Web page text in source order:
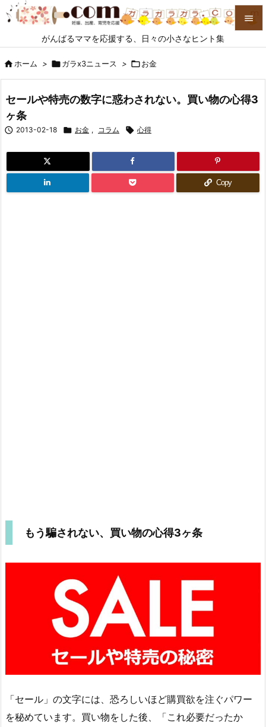
がんばるママを応援する、日々の小さなヒント集


ホーム > ガラx3ニュース > お金
セールや特売の数字に惑わされない。買い物の心得3
ヶ条
 2013-02-18  お金 , コラム  心得
Copy
もう騙されない、買い物の心得3ヶ条
「セール」の文字には、恐ろしいほど購買欲を注ぐパワー
を秘めています。買い物をした後、「これ必要だったか